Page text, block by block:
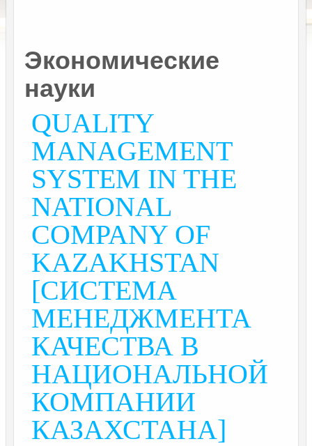
Экономические
науки
QUALITY
MANAGEMENT
SYSTEM IN THE
NATIONAL
COMPANY OF
KAZAKHSTAN
[СИСТЕМА
МЕНЕДЖМЕНТА
КАЧЕСТВА В
НАЦИОНАЛЬНОЙ
КОМПАНИИ
КАЗАХСТАНА]